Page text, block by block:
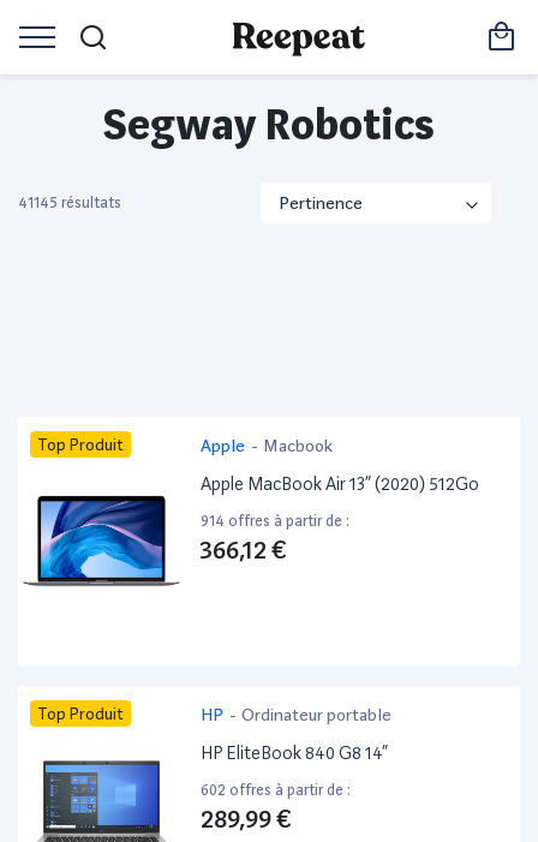
Segway Robotics
41145 résultats
Top Produit Apple - Macbook
Apple MacBook Air 13” (2020) 512Go
914 offres à partir de :
366,12 €
Top Produit HP - Ordinateur portable
HP EliteBook 840 G8 14”
602 offres à partir de :
289,99 €